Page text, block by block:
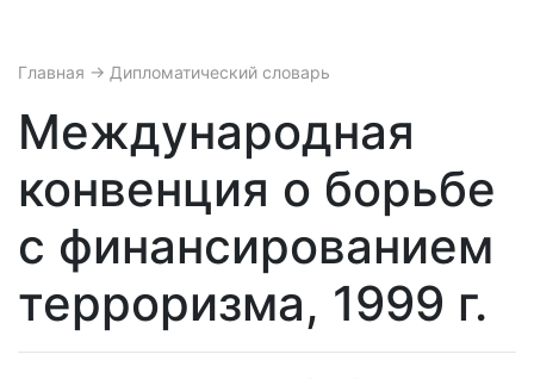
Главная → Дипломатический словарь
Международная
конвенция о борьбе
с финансированием
терроризма, 1999 г.